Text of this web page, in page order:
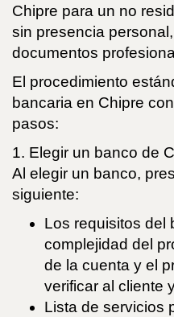
Chipre para un no
sin presencia
documentos
El procedimiento
bancaria en Chipre
pasos:
1. Elegir un banco de
Al elegir un banco,
siguiente:
Los requisitos del
complejidad del
de la cuenta y el
verificar al cliente
Lista de servicios